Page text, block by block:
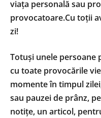
viața personală sau
provocatoare.Cu toții
zi!
Totuși unele persoane
cu toate provocările
momente în timpul
sau pauzei de prânz,
notițe, un articol,